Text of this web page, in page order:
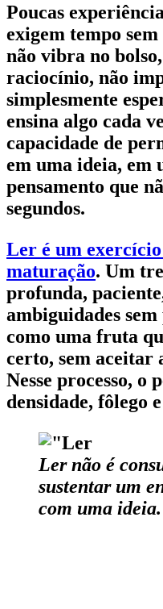
Poucas
exigem tempo
não vibra no
raciocínio, não
simplesmente
ensina algo cada
capacidade de
em uma ideia, em
pensamento que
segundos.
Ler é um exercício
maturação. Um
profunda,
ambiguidades
como uma fruta
certo, sem
Nesse processo, o
densidade, fôlego
Ler não é
sustentar um
com uma ideia.